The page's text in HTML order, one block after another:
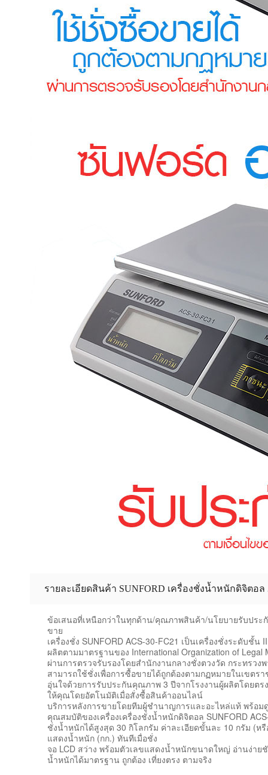
ข้อเสนอที่เหนือกว่าในทุกด้าน/คุณภาพสินค้า/นโยบายรับประ
ขาย
เครื่องชั่ง SUNFORD ACS-30-FC21 เป็นเครื่องชั่งระดับชั้น
ผลิตตามมาตรฐานของ International Organization of Legal
ผ่านการตรวจรับรองโดยสำนักงานกลางชั่งตวงวัด กระทรวง
สามารถใช้ชั่งเพื่อการซื้อขายได้ถูกต้องตามกฏหมายในเขตร
อุ่นใจด้วยการรับประกันคุณภาพ 3 ปีจากโรงงานผู้ผลิตโดยต
ให้คุณโดยอัตโนมัติเมื่อสั่งซื้อสินค้าออนไลน์
บริการหลังการขายโดยทีมผู้ชำนาญการและอะไหล่แท้ พร้อ
คุณสมบัติของเครื่องเครื่องชั่งน้ำหนักดิจิตอล SUNFORD
ชั่งน้ำหนักได้สูงสุด 30 กิโลกรัม ค่าละเอียดขั้นละ 10 กรัม (ห
แสดงน้ำหนัก (กก.) ทันทีเมื่อชั่ง
จอ LCD สว่าง พร้อมตัวเลขแสดงน้ำหนักขนาดใหญ่ อ่านง่าย
น้ำหนักได้มาตรฐาน ถูกต้อง เที่ยงตรง ตามจริง